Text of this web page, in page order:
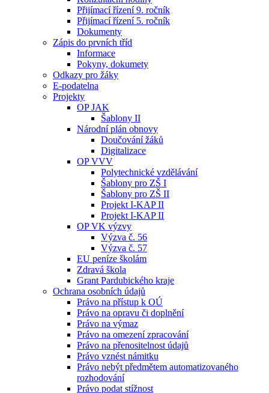
Přijímací řízení 9. ročník
Přijímací řízení 5. ročník
Dokumenty
Zápis do prvních tříd
Informace
Pokyny, dokumety
Odkazy pro žáky
E-podatelna
Projekty
OP JAK
Šablony II
Národní plán obnovy
Doučování žáků
Digitalizace
OP VVV
Polytechnické vzdělávání
Šablony pro ZŠ I
Šablony pro ZŠ II
Projekt I-KAP II
Projekt I-KAP II
OP VK výzvy
Výzva č. 56
Výzva č. 57
EU peníze školám
Zdravá škola
Grant Pardubického kraje
Ochrana osobních údajů
Právo na přístup k OÚ
Právo na opravu či doplnění
Právo na výmaz
Právo na omezení zpracování
Právo na přenositelnost údajů
Právo vznést námitku
Právo nebýt předmětem automatizovaného
rozhodování
Právo podat stížnost